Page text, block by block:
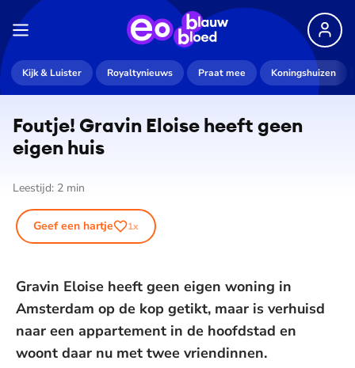
Kijk & Luister Royaltynieuws Praat mee Koningshuizen
Foutje! Gravin Eloise heeft geen
eigen huis
Leestijd: 2 min
Geef een hartje 1x
Gravin Eloise heeft geen eigen woning in
Amsterdam op de kop getikt, maar is verhuisd
naar een appartement in de hoofdstad en
woont daar nu met twee vriendinnen.